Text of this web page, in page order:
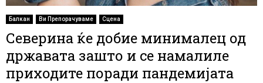
Балкан Ви Препорачуваме Сцена
Северина ќе добие минималец од
државата зашто и се намалиле
приходите поради пандемијата